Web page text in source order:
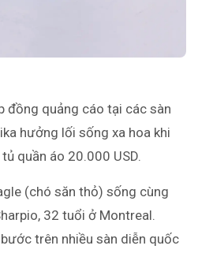
đồng quảng cáo tại các sàn
hưởng lối sống xa hoa khi
quần áo 20.000 USD.
(chó săn thỏ) sống cùng
32 tuổi ở Montreal.
trên nhiều sàn diễn quốc